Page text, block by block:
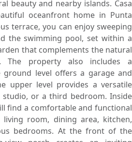
beauty and nearby islands. Casa
oceanfront home in Punta
terrace, you can enjoy sweeping
the swimming pool, set within a
that complements the natural
The property also includes a
ground level offers a garage and
upper level provides a versatile
or a third bedroom. Inside
find a comfortable and functional
room, dining area, kitchen,
bedrooms. At the front of the